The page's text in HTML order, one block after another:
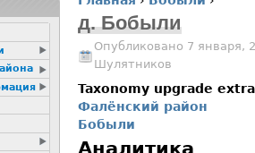
Вы здесь
д. Бобыли
Опубликовано 7 января,
Шулятников
Taxonomy upgrade
Фалёнский район
Бобыли
Аналитика